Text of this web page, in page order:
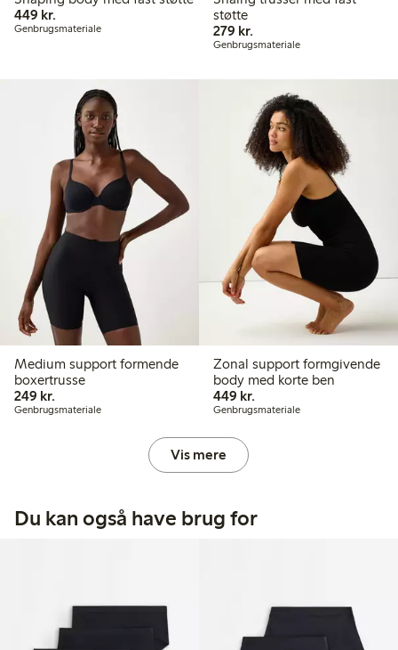
449 kr.
Genbrugsmateriale
støtte
279 kr.279,00 kr.
Genbrugsmateriale
Medium support formende
boxertrusse
249 kr.
Genbrugsmateriale
Zonal support formgivende
body med korte ben
449 kr.
Genbrugsmateriale
Vis mere
Du kan også have brug for